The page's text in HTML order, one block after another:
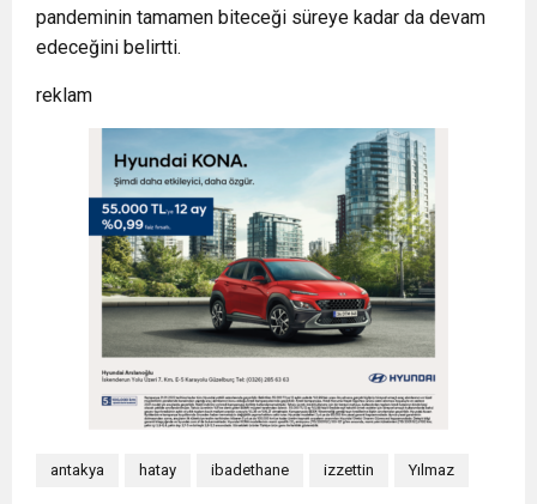
pandeminin tamamen biteceği süreye kadar da devam
edeceğini belirtti.
reklam
antakya hatay ibadethane izzettin Yılmaz